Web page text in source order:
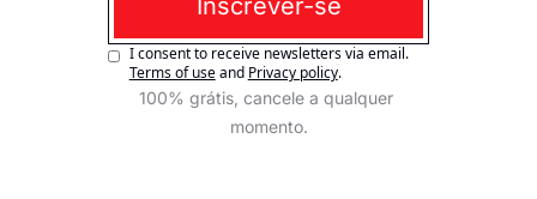
Inscrever-se
I consent to receive newsletters via email.
Terms of useand Privacy policy.
100% grátis, cancele a qualquer
momento.